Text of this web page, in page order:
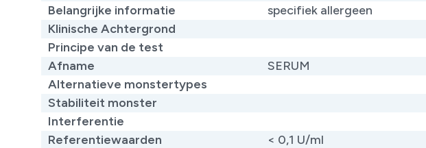
Belangrijke informatie
specifiek allergeen
Klinische Achtergrond
Principe van de test
Afname
SERUM
Alternatieve monstertypes
Stabiliteit monster
Interferentie
Referentiewaarden
< 0,1 U/ml